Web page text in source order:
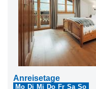
Anreisetage
Mo Di Mi Do Fr Sa So